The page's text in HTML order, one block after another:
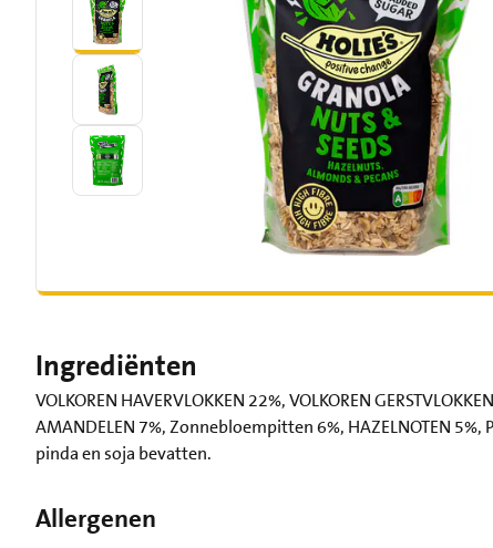
Ingrediënten
VOLKOREN HAVERVLOKKEN 22%, VOLKOREN
AMANDELEN 7%, Zonnebloempitten 6%, HAZELNOTEN
pinda en soja bevatten.
Allergenen